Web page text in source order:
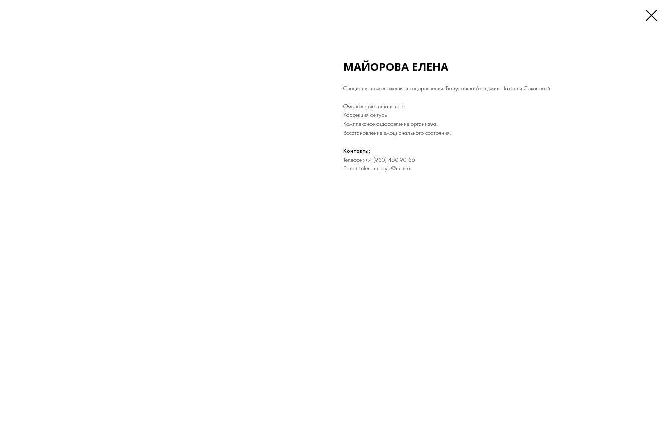
МАЙОРОВА ЕЛЕНА
Специалист омоложения и оздоровления. Выпускница Академии Натальи Соколовой
Омоложение лица и тела
Коррекция фигуры
Комплексное оздоровление организма.
Восстановление эмоционального состояния.
Контакты:
Телефон: +7 (950) 450 90 56
E-mail: elenam_style@mail.ru